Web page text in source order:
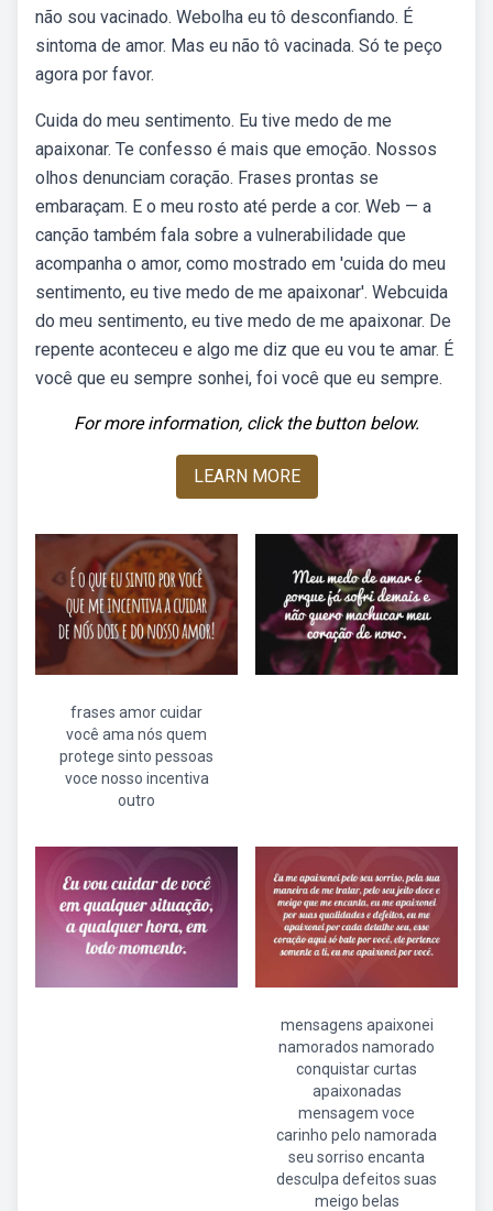
não sou vacinado. Webolha eu tô desconfiando. É
sintoma de amor. Mas eu não tô vacinada. Só te peço
agora por favor.
Cuida do meu sentimento. Eu tive medo de me
apaixonar. Te confesso é mais que emoção. Nossos
olhos denunciam coração. Frases prontas se
embaraçam. E o meu rosto até perde a cor. Web — a
canção também fala sobre a vulnerabilidade que
acompanha o amor, como mostrado em 'cuida do meu
sentimento, eu tive medo de me apaixonar'. Webcuida
do meu sentimento, eu tive medo de me apaixonar. De
repente aconteceu e algo me diz que eu vou te amar. É
você que eu sempre sonhei, foi você que eu sempre.
For more information, click the button below.
LEARN MORE
frases amor cuidar
você ama nós quem
protege sinto pessoas
voce nosso incentiva
outro
mensagens apaixonei
namorados namorado
conquistar curtas
apaixonadas
mensagem voce
carinho pelo namorada
seu sorriso encanta
desculpa defeitos suas
meigo belas